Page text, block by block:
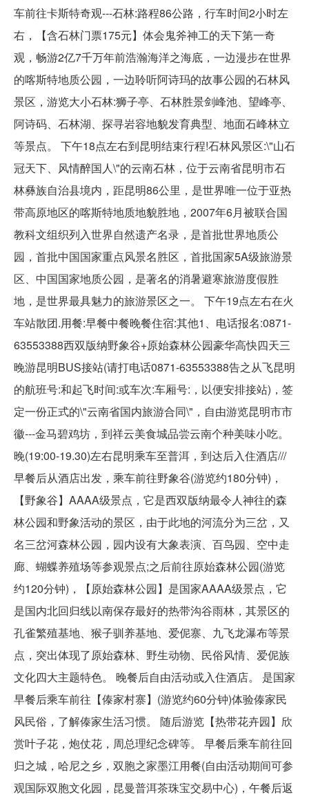
车前往卡斯特奇观---石林:路程86公路，行车时间2小时左
右，【含石林门票175元】体会鬼斧神工的天下第一奇
观，畅游2亿7千万年前浩瀚海洋之海底，一边漫步在世界
的喀斯特地质公园，一边聆听阿诗玛的故事公园的石林风
景区，游览大小石林:狮子亭、石林胜景剑峰池、望峰亭、
阿诗码、石林湖、探寻岩容地貌发育典型、地面石峰林立
等景点。 下午18点左右到昆明结束行程!石林风景区:\"山石
冠天下、风情醉国人\"的云南石林，位于云南省昆明市石
林彝族自治县境内，距昆明86公里，是世界唯一位于亚热
带高原地区的喀斯特地质地貌胜地，2007年6月被联合国
教科文组织列入世界自然遗产名录，是首批世界地质公
园，首批中国国家重点风景名胜区，首批国家5A级旅游景
区、中国国家地质公园，是著名的消暑避寒旅游度假胜
地，是世界最具魅力的旅游景区之一。 下午19点左右在火
车站散团.用餐:早餐中餐晚餐住宿:其他1、电话报名:0871-
63553388西双版纳野象谷+原始森林公园豪华高快四天三
晚游昆明BUS接站(请打电话0871-63553388告之从飞昆明
的航班号:和起飞时间:或车次:车厢号:，以便安排接站)，签
定一份正式的\"云南省国内旅游合同\"，自由游览昆明市市
徽---金马碧鸡坊，到祥云美食城品尝云南个种美味小吃。
晚(19:00-19.30)左右昆明乘车至普洱，到达后入住酒店///
早餐后从酒店出发，乘车前往野象谷(游览约180分钟)，
【野象谷】AAAA级景点，它是西双版纳最令人神往的森
林公园和野象活动的景区，由于此地的河流分为三岔，又
名三岔河森林公园，园内设有大象表演、百鸟园、空中走
廊、蝴蝶养殖场等参观景点;之后前往原始森林公园(游览
约120分钟)，【原始森林公园】是国家AAAA级景点，它
是国内北回归线以南保存最好的热带沟谷雨林，其景区的
孔雀繁殖基地、猴子驯养基地、爱伲寨、九飞龙瀑布等景
点，突出体现了原始森林、野生动物、民俗风情、爱伲族
文化四大主题特色。 晚餐后自由活动或入住酒店。 是国家
早餐后乘车前往【傣家村寨】(游览约60分钟)体验傣家民
风民俗，了解傣家生活习惯。 随后游览【热带花卉园】欣
赏叶子花，炮仗花，周总理纪念碑等。 早餐后乘车前往回
归之城，哈尼之乡，双胞之家墨江用餐(自由活动期间可参
观国际双胞文化园，昆曼普洱茶珠宝交易中心)，午餐后返